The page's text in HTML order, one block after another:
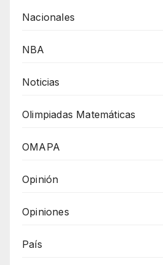
Nacionales
NBA
Noticias
Olimpiadas Matemáticas
OMAPA
Opinión
Opiniones
País